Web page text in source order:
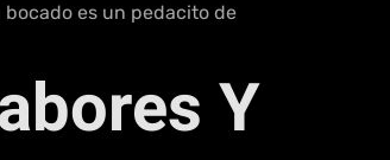
bocado es un pedacito de
Y